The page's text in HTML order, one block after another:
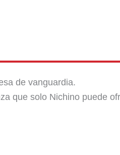
de vanguardia.
que solo Nichino puede